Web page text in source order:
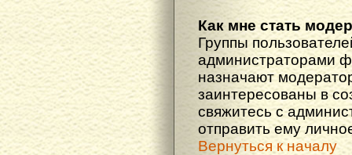
Как мне стать
Группы
администраторами
назначают
заинтересованы в
свяжитесь с
отправить ему
Вернуться к началу